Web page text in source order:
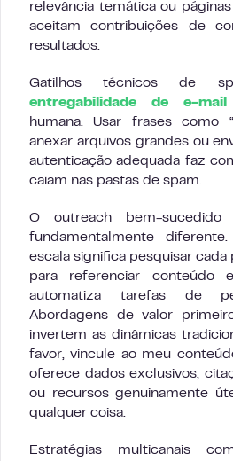
relevância temática ou
aceitam contribuições de
resultados.
Gatilhos técnicos de
entregabilidade de e-mail
humana. Usar frases como
anexar arquivos grandes ou
autenticação adequada faz
caiam nas pastas de spam.
O outreach bem-
fundamentalmente
escala significa pesquisar
para referenciar conteúdo
automatiza tarefas de
Abordagens de valor
invertem as dinâmicas
favor, vincule ao meu
oferece dados exclusivos,
ou recursos genuinamente
qualquer coisa.
Estratégias multicanais